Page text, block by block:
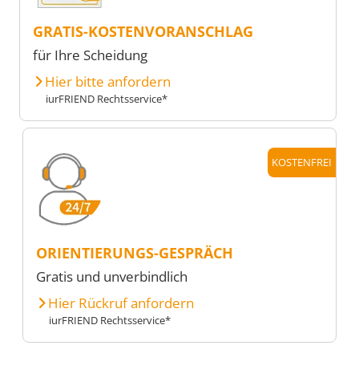
GRATIS-KOSTENVORANSCHLAG
für Ihre Scheidung
Hier bitte anfordern
iurFRIEND Rechtsservice*
KOSTENFREI
ORIENTIERUNGS-GESPRÄCH
Gratis und unverbindlich
Hier Rückruf anfordern
iurFRIEND Rechtsservice*